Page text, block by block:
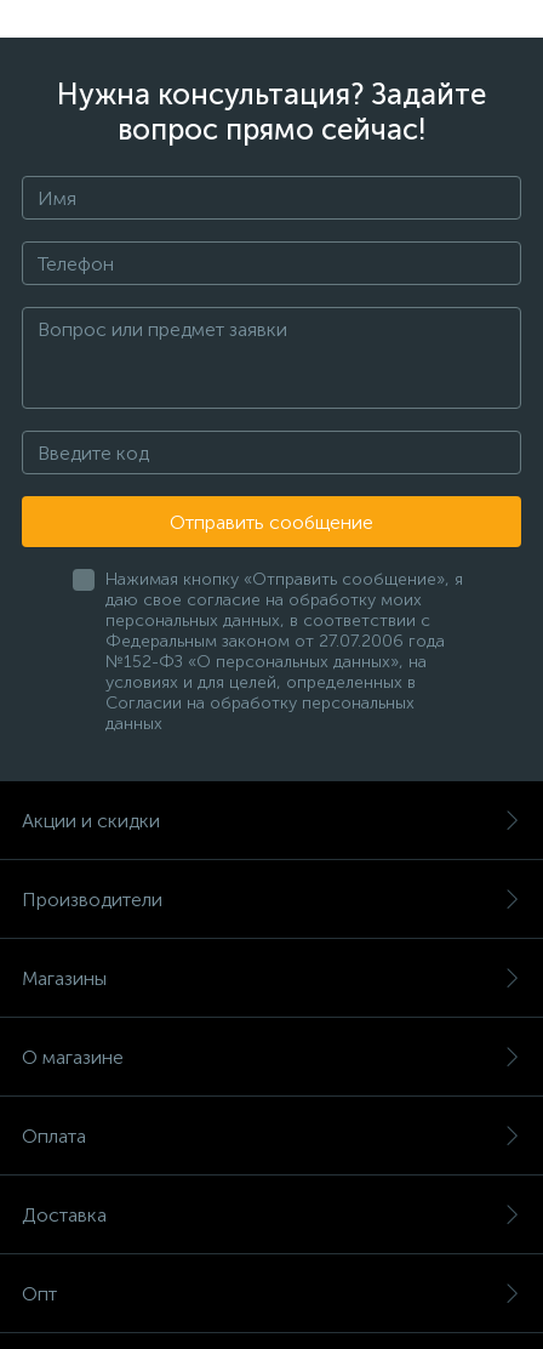
Нужна консультация? Задайте
вопрос прямо сейчас!
Отправить сообщение
Нажимая кнопку «Отправить сообщение», я
даю свое согласие на обработку моих
персональных данных, в соответствии с
Федеральным законом от 27.07.2006 года
№152-ФЗ «О персональных данных», на
условиях и для целей, определенных в
Согласии на обработку персональных
данных
Акции и скидки
Производители
Магазины
О магазине
Оплата
Доставка
Опт